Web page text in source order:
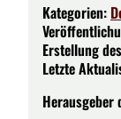
Kategorien:
Erstellung
Letzte
Herausgeber